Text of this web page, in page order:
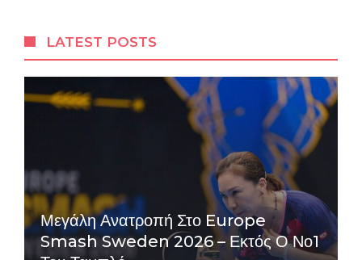
LATEST POSTS
Μεγάλη Ανατροπή Στο Europe
Smash Sweden 2026 – Εκτός Ο Νο1